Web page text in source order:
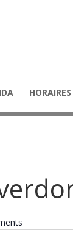
HORAIRES